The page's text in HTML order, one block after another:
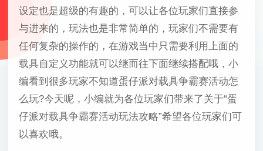
设定也是超级的有趣的，可以让各位玩家们直接参
与进来的，玩法也是非常简单的，玩家们不需要有
任何复杂的操作的，在游戏当中只需要利用上面的
载具自定义功能就可以继而往下面继续搭配哦，小
编看到很多玩家不知道蛋仔派对载具争霸赛活动怎
么玩?今天呢，小编就为各位玩家们带来了关于“蛋
仔派对载具争霸赛活动玩法攻略”希望各位玩家们可
以喜欢哦。